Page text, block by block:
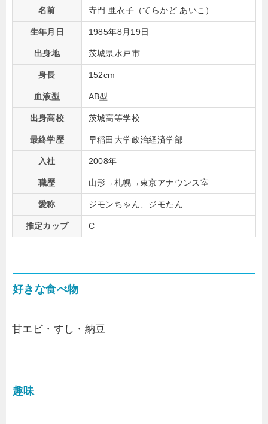
名前 寺門 亜衣子（てらかど あいこ）
生年月日 1985年8月19日
出身地 茨城県水戸市
身長 152cm
血液型 AB型
出身高校 茨城高等学校
最終学歴 早稲田大学政治経済学部
入社 2008年
職歴 山形→札幌→東京アナウンス室
愛称 ジモンちゃん、ジモたん
推定カップ C
好きな食べ物
甘エビ・すし・納豆
趣味